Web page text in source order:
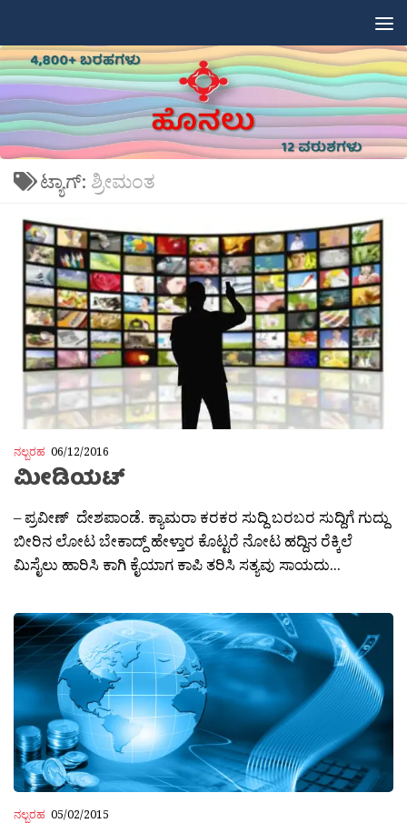
ಟ್ಯಾಗ್: ಶ್ರೀಮಂತ
ನಲ್ಬರಹ 06/12/2016
ಮೀಡಿಯಟ್
– ಪ್ರವೀಣ್ ದೇಶಪಾಂಡೆ. ಕ್ಯಾಮರಾ ಕರಕರ ಸುದ್ದಿ ಬರಬರ ಸುದ್ದಿಗೆ ಗುದ್ದು
ಬೀರಿನ ಲೋಟ ಬೇಕಾದ್ದ್ ಹೇಳ್ತಾರ ಕೊಟ್ಟರೆ ನೋಟ ಹದ್ದಿನ ರೆಕ್ಕಿಲೆ
ಮಿಸೈಲು ಹಾರಿಸಿ ಕಾಗಿ ಕೈಯಾಗ ಕಾಪಿ ತರಿಸಿ ಸತ್ಯವು ಸಾಯದು...
ನಲ್ಬರಹ 05/02/2015